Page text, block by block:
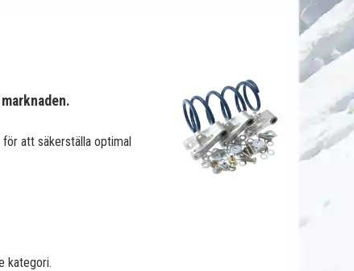
att säkerställa optimal
kategori.